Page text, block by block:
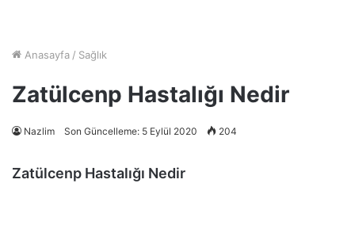
Anasayfa / Sağlık
Zatülcenp Hastalığı Nedir
Nazlim Son Güncelleme: 5 Eylül 2020 204
Zatülcenp Hastalığı Nedir